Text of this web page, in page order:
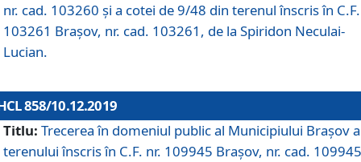
nr. cad. 103260 și a cotei de 9/48 din terenul înscris în
103261 Brașov, nr. cad. 103261, de la Spiridon Neculai-
Lucian.
858/10.12.2019
Titlu: Trecerea în domeniul public al Municipiului Braşov a
terenului înscris în C.F. nr. 109945 Brașov, nr. cad.